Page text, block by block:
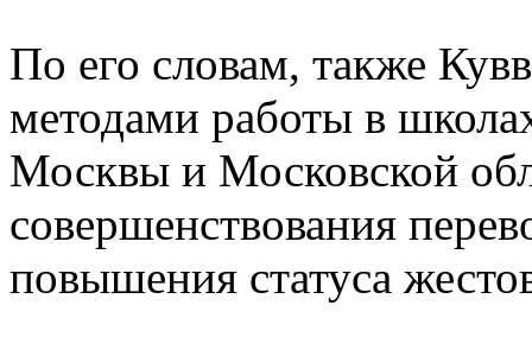
По его словам, также
методами работы в
Москвы и Московской
совершенствования
повышения статуса